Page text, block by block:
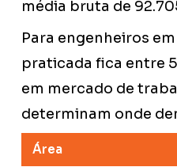
média bruta de
Para engenheiros
praticada fica entre
em mercado de
determinam onde
Área